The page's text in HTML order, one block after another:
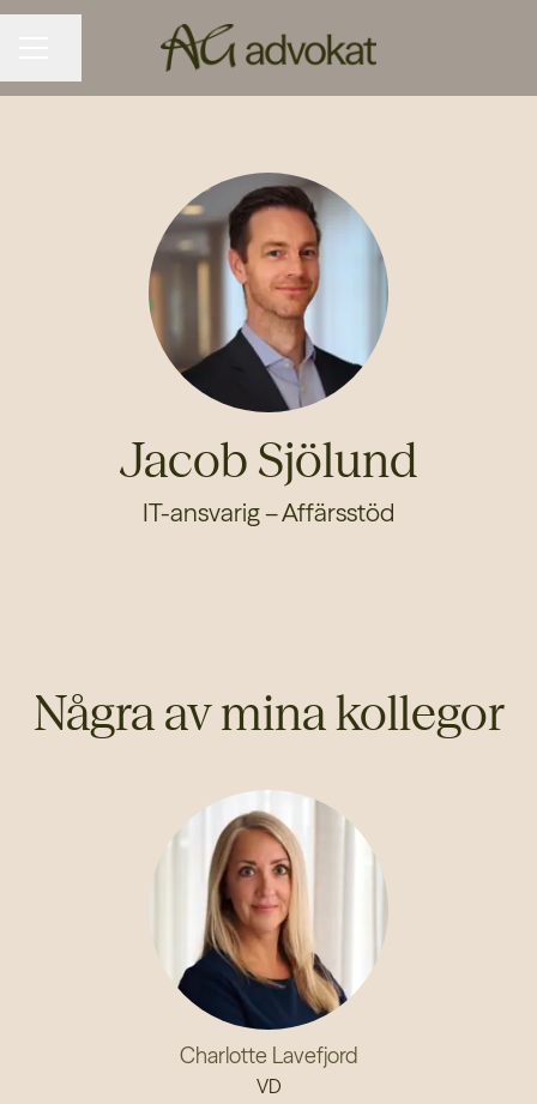
Jacob Sjölund
IT-ansvarig – Affärsstöd
Några av mina kollegor
Charlotte Lavefjord
VD